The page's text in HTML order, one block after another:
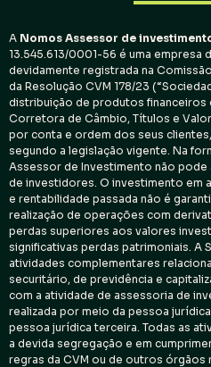
A Nomos Assessor de
13.545.613/0001-56 é uma empresa
devidamente registrada na
da Resolução CVM 178/23
distribuição de produtos financeiros
Corretora de Câmbio, Títulos e
por conta e ordem dos seus
segundo a legislação vigente. Na
Assessor de Investimento não
de investidores. O investimento em
e rentabilidade passada não é
realização de operações com
perdas superiores aos valores
significativas perdas patrimoniais. A
atividades complementares
securitário, de previdência e
com a atividade de assessoria de
realizada por meio da pessoa
pessoa jurídica terceira. Todas as
a devida segregação e em
regras da CVM ou de outros órgãos